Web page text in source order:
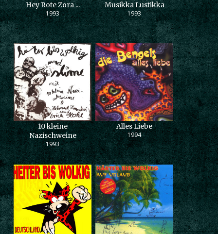
Hey Rote Zora ...
1993
Musikka Lustikka
1993
10 kleine
Nazischweine
1993
Alles Liebe
1994